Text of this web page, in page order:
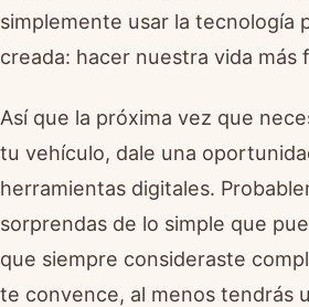
simplemente usar la tecnología
creada: hacer nuestra vida más
Así que la próxima vez que
tu vehículo, dale una
herramientas digitales.
sorprendas de lo simple que
que siempre consideraste
te convence, al menos tendrás